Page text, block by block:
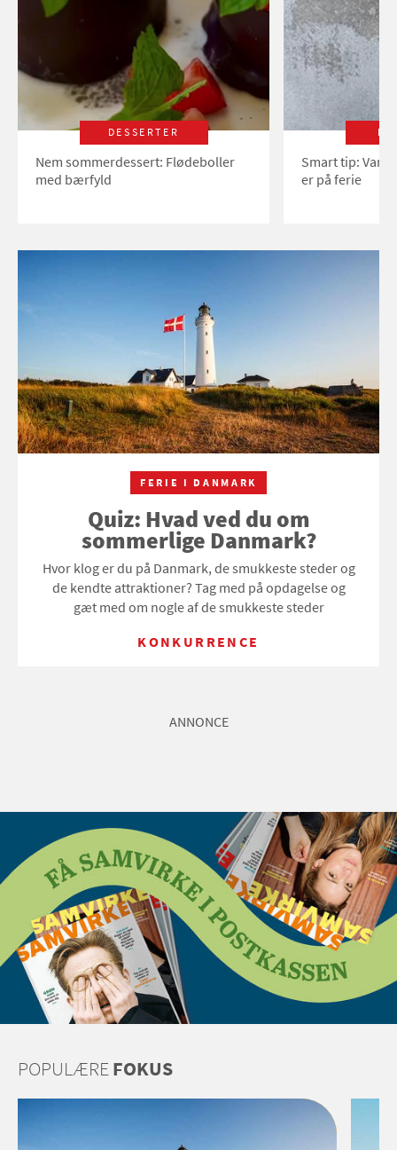
DESSERTER
Nem sommerdessert: Flødeboller
med bærfyld
Smart tip:
er på ferie
FERIE I DANMARK
Quiz: Hvad ved du om
sommerlige Danmark?
Hvor klog er du på Danmark, de smukkeste steder og
de kendte attraktioner? Tag med på opdagelse og
gæt med om nogle af de smukkeste steder
KONKURRENCE
ANNONCE
POPULÆREFOKUS